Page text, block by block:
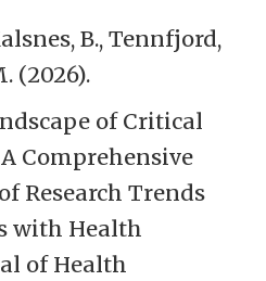
B., Tennfjord,
(2026).
of Critical
Comprehensive
Research Trends
with Health
of Health